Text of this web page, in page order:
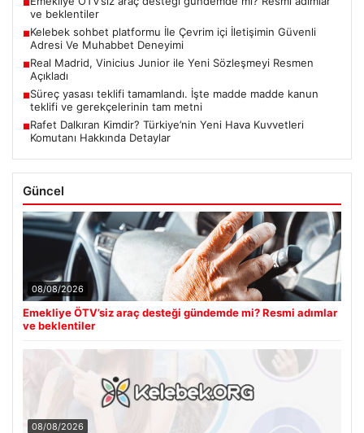
■
ve beklentiler
■Kelebek sohbet platformu İle Çevrim içi İletişimin Güvenli
Adresi Ve Muhabbet Deneyimi
■Real Madrid, Vinicius Junior ile Yeni Sözleşmeyi Resmen
Açıkladı
■Süreç yasası teklifi tamamlandı. İşte madde madde kanun
teklifi ve gerekçelerinin tam metni
■Rafet Dalkıran Kimdir? Türkiye’nin Yeni Hava Kuvvetleri
Komutanı Hakkında Detaylar
Güncel
08/08/2026
Emekliye ÖTV’siz araç desteği gündemde mi? Resmi adımlar
ve beklentiler
08/08/2026